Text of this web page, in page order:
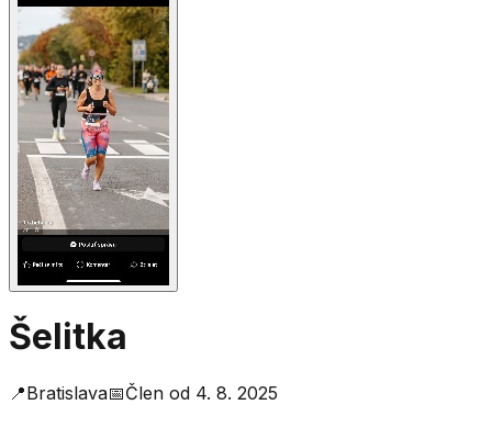
Šelitka
📍Bratislava📅Člen od 4. 8. 2025